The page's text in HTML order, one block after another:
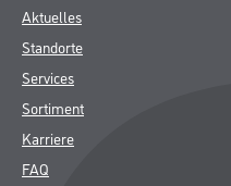
Werkzeug & Maschinen
Verbrauchsmaterialien
Gustav Knittel Farben
Unternehmen
Aktuelles